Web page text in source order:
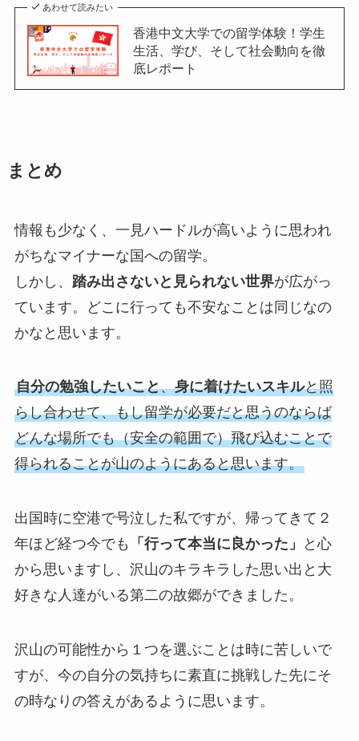
あわせて読みたい
香港中文大学での留学体験！学生
生活、学び、そして社会動向を徹
底レポート
まとめ
情報も少なく、一見ハードルが高いように思われ
がちなマイナーな国への留学。
しかし、 踏み出さないと見られない世界が広がっ
ています。どこに行っても不安なことは同じなの
かなと思います。
自分の勉強したいこと、身に着けたいスキルと照
らし合わせて、もし留学が必要だと思うのならば
どんな場所でも（安全の範囲で）飛び込むことで
得られることが山のようにあると思います。
出国時に空港で号泣した私ですが、帰ってきて２
年ほど経つ今でも
「行って本当に良かった」
と心
から思いますし、沢山のキラキラした思い出と大
好きな人達がいる第二の故郷ができました。
沢山の可能性から１つを選ぶことは時に苦しいで
すが、今の自分の気持ちに素直に挑戦した先にそ
の時なりの答えがあるように思います。